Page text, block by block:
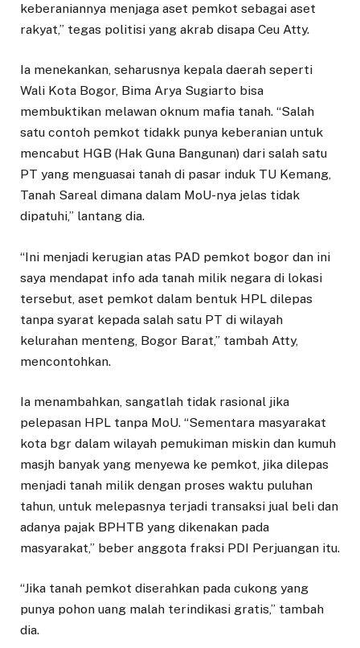
keberaniannya menjaga aset pemkot sebagai aset
rakyat,” tegas politisi yang akrab disapa Ceu Atty.
Ia menekankan, seharusnya kepala daerah seperti
Wali Kota Bogor, Bima Arya Sugiarto bisa
membuktikan melawan oknum mafia tanah. “Salah
satu contoh pemkot tidakk punya keberanian untuk
mencabut HGB (Hak Guna Bangunan) dari salah satu
PT yang menguasai tanah di pasar induk TU Kemang,
Tanah Sareal dimana dalam MoU-nya jelas tidak
dipatuhi,” lantang dia.
“Ini menjadi kerugian atas PAD pemkot bogor dan ini
saya mendapat info ada tanah milik negara di lokasi
tersebut, aset pemkot dalam bentuk HPL dilepas
tanpa syarat kepada salah satu PT di wilayah
kelurahan menteng, Bogor Barat,” tambah Atty,
mencontohkan.
Ia menambahkan, sangatlah tidak rasional jika
pelepasan HPL tanpa MoU. “Sementara masyarakat
kota bgr dalam wilayah pemukiman miskin dan kumuh
masjh banyak yang menyewa ke pemkot, jika dilepas
menjadi tanah milik dengan proses waktu puluhan
tahun, untuk melepasnya terjadi transaksi jual beli dan
adanya pajak BPHTB yang dikenakan pada
masyarakat,” beber anggota fraksi PDI Perjuangan itu.
“Jika tanah pemkot diserahkan pada cukong yang
punya pohon uang malah terindikasi gratis,” tambah
dia.